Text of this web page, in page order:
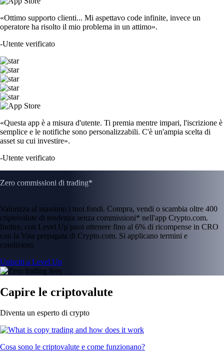
«Ottimo supporto clienti... Mi aspettavo code infinite, invece un
operatore ha risolto il mio problema in un attimo».
-Utente verificato
«Questa app è a misura d'utente. Ti premia mentre impari, l'iscrizione è
semplice e le notifiche sono personalizzabili. C'è un'ampia scelta di
asset su cui investire».
-Utente verificato
Zero commissioni di trading*
Valorizza al massimo i tuoi fondi. Compra, vendi o scambia oltre 400
criptovalute di tendenza senza commissioni* nell'app Crypto.com.
Inoltre, con Level Up puoi ottenere fino al 6% di ricompense in CRO
con la Visa prepagata di Crypto.com. Si applicano termini e
condizioni.
Unisciti a Level Up
Capire le criptovalute
Diventa un esperto di crypto
Cosa sono le criptovalute e come funzionano?